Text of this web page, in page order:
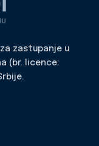
za zastupanje u
(br. licence: